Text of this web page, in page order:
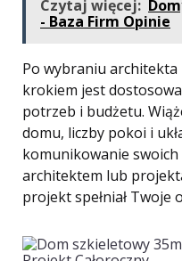
Czytaj więcej:
- Baza Firm Opinie
Po wybraniu
krokiem jest
potrzeb i budżetu.
domu, liczby pokoi i
komunikowanie
architektem lub
projekt spełniał Twoje